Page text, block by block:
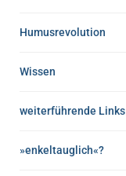
Humusrevolution
Wissen
weiterführende Links
»enkeltauglich«?